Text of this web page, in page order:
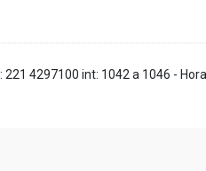
221 4297100 int: 1042 a 1046 -